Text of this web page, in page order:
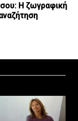
Η ζωγραφική